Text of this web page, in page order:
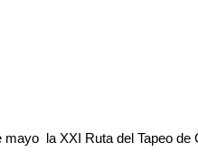
la XXI Ruta del Tapeo de